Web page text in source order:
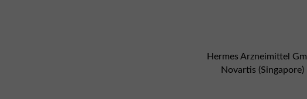
Hermes Arzneimittel
Novartis (Singapore)